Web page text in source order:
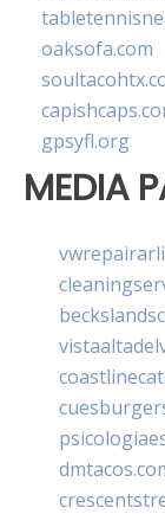
oaksofa.com
gpsyfl.org
MEDIA